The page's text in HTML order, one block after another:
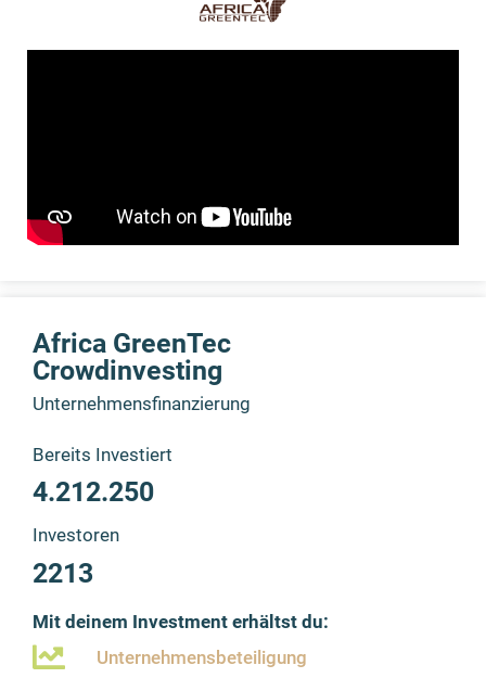
Africa GreenTec
Crowdinvesting
Unternehmensfinanzierung
Bereits Investiert
4.212.250
Investoren
2213
Mit deinem Investment erhältst du:
Unternehmensbeteiligung